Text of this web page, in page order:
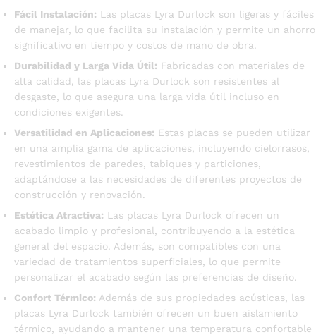
Fácil Instalación: Las placas Lyra Durlock son ligeras y fáciles
de manejar, lo que facilita su instalación y permite un ahorro
significativo en tiempo y costos de mano de obra.
Durabilidad y Larga Vida Útil: Fabricadas con materiales de
alta calidad, las placas Lyra Durlock son resistentes al
desgaste, lo que asegura una larga vida útil incluso en
condiciones exigentes.
Versatilidad en Aplicaciones: Estas placas se pueden utilizar
en una amplia gama de aplicaciones, incluyendo cielorrasos,
revestimientos de paredes, tabiques y particiones,
adaptándose a las necesidades de diferentes proyectos de
construcción y renovación.
Estética Atractiva: Las placas Lyra Durlock ofrecen un
acabado limpio y profesional, contribuyendo a la estética
general del espacio. Además, son compatibles con una
variedad de tratamientos superficiales, lo que permite
personalizar el acabado según las preferencias de diseño.
Confort Térmico: Además de sus propiedades acústicas, las
placas Lyra Durlock también ofrecen un buen aislamiento
térmico, ayudando a mantener una temperatura confortable